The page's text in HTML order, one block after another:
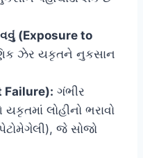
(Exposure to
ઝેર યકૃતને નુકસાન
Failure): ગંભીર
લોહીનો ભરાવો
જે સોજો